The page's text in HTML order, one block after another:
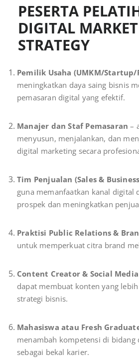
PESERTA
DIGITAL
STRATEGY
Pemilik Usaha (UMKM/Startup/
meningkatkan daya saing bisnis
pemasaran digital yang efektif.
Manajer dan Staf Pemasaran –
menyusun, menjalankan, dan
digital marketing secara
Tim Penjualan (Sales &
guna memanfaatkan kanal digital
prospek dan meningkatkan
Praktisi Public Relations &
untuk memperkuat citra brand
Content Creator & Social
dapat membuat konten yang
strategi bisnis.
Mahasiswa atau Fresh
menambah kompetensi di bidang
sebagai bekal karier.